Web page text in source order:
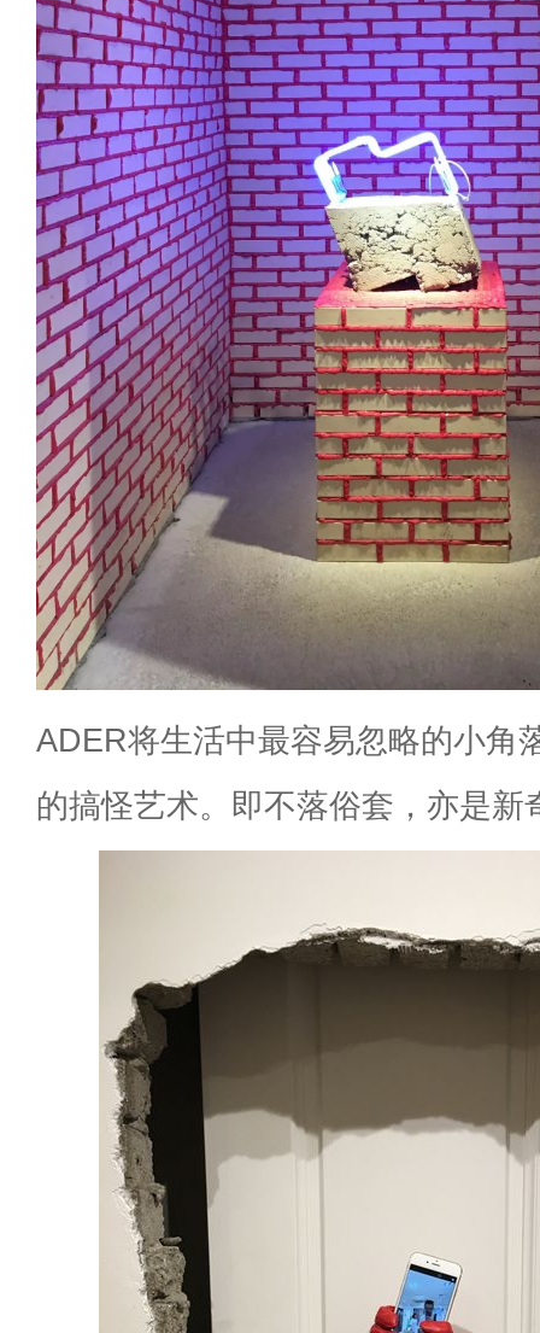
ADER将生活中最容易忽略的小角
的搞怪艺术。即不落俗套，亦是新